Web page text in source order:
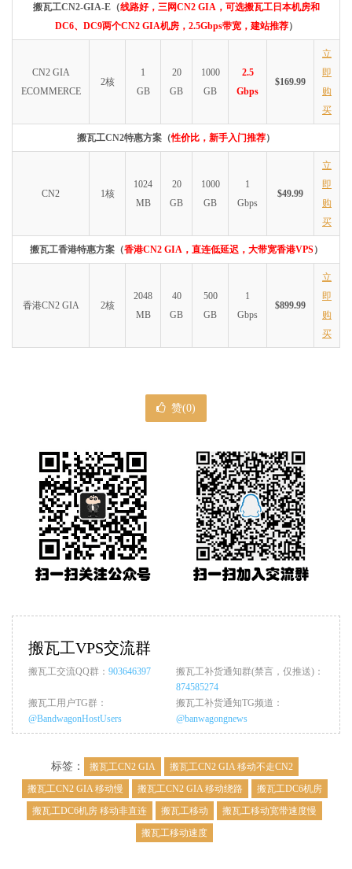
搬瓦工CN2-GIA-E（线路好，三网CN2 GIA，可选搬瓦工日本机房和
DC6、DC9两个CN2 GIA机房，2.5Gbps带宽，建站推荐）
CN2 GIA
ECOMMERCE
2核
1
GB
20
GB
1000
GB
2.5
Gbps
$169.99
立
即
购
买
搬瓦工CN2特惠方案（性价比，新手入门推荐）
CN2 1核
1024
MB
20
GB
1000
GB
1
Gbps
$49.99
立
即
购
买
搬瓦工香港特惠方案（香港CN2 GIA，直连低延迟，大带宽香港VPS）
香港CN2 GIA 2核
2048
MB
40
GB
500
GB
1
Gbps
$899.99
立
即
购
买
赞(0)
搬瓦工VPS交流群
搬瓦工交流QQ群： 903646397
搬瓦工补货通知群(禁言，仅推送)：
874585274
搬瓦工用户TG群：
@BandwagonHostUsers
搬瓦工补货通知TG频道：
@banwagongnews
标签： 搬瓦工CN2 GIA
搬瓦工CN2 GIA 移动不走CN2
搬瓦工CN2 GIA 移动慢
搬瓦工CN2 GIA 移动绕路
搬瓦工DC6机房
搬瓦工DC6机房 移动非直连
搬瓦工移动
搬瓦工移动宽带速度慢
搬瓦工移动速度